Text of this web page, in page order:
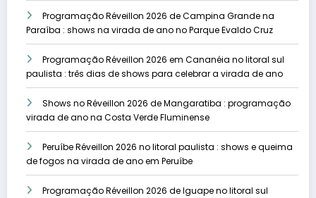
Programação Réveillon 2026 de Campina Grande na
Paraíba : shows na virada de ano no Parque Evaldo Cruz
Programação Réveillon 2026 em Cananéia no litoral sul
paulista : três dias de shows para celebrar a virada de ano
Shows no Réveillon 2026 de Mangaratiba : programação
virada de ano na Costa Verde Fluminense
Peruíbe Réveillon 2026 no litoral paulista : shows e queima
de fogos na virada de ano em Peruíbe
Programação Réveillon 2026 de Iguape no litoral sul